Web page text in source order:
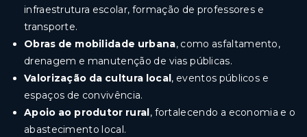
infraestrutura escolar, formação de professores e
transporte.
Obras de mobilidade urbana, como asfaltamento,
drenagem e manutenção de vias públicas.
Valorização da cultura local , eventos públicos e
espaços de convivência.
Apoio ao produtor rural , fortalecendo a economia e o
abastecimento local.